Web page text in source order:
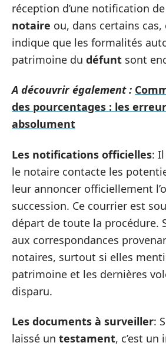
réception d’une notification de
notaire ou, dans certains cas,
indique que les formalités
patrimoine du défunt sont
A découvrir également :
des pourcentages : les
absolument
Les notifications officielles:
le notaire contacte les
leur annoncer officiellement
succession. Ce courrier est
départ de toute la procédure.
aux correspondances
notaires, surtout si elles
patrimoine et les dernières
disparu.
Les documents à surveiller:
laissé un testament, c’est